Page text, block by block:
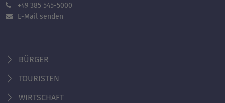
+49 385 545-5000
E-Mail senden
BÜRGER
TOURISTEN
WIRTSCHAFT